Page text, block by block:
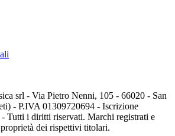
srl - Via Pietro Nenni, 105 - 66020 - San
- P.IVA 01309720694 - Iscrizione
Tutti i diritti riservati. Marchi registrati e
dei rispettivi titolari.